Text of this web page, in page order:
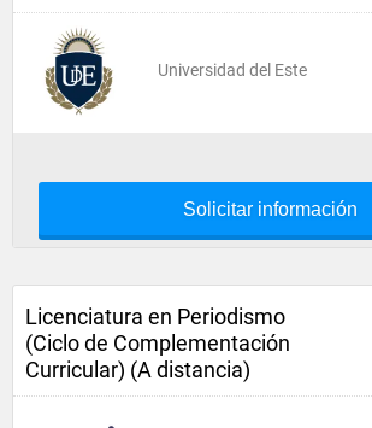
Universidad del Este
Solicitar información
Licenciatura en Periodismo
(Ciclo de Complementación
Curricular) (A distancia)